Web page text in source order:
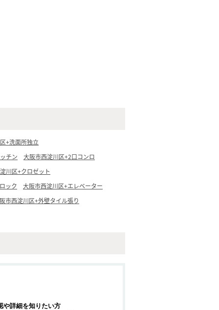
+洗面所独立
チン
大阪市西淀川区+2口コンロ
川区+クロゼット
ック
大阪市西淀川区+エレベーター
市西淀川区+外壁タイル張り
や詳細を知りたい方